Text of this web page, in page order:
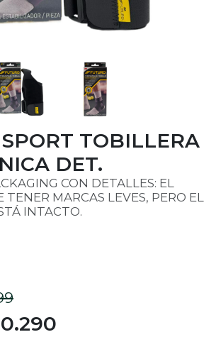
TOBILLERA
DET.
CON DETALLES: EL
TENER MARCAS LEVES, PERO EL
INTACTO.